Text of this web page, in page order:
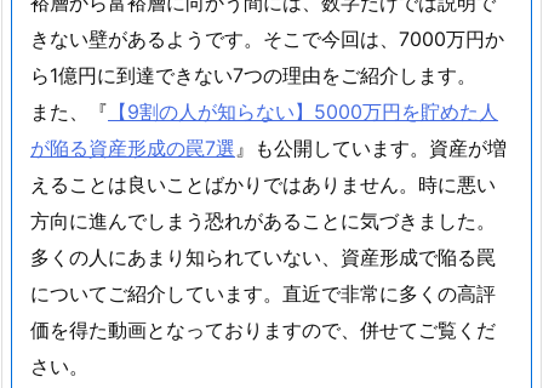
きない壁があるようです。そこで今回は、7000万円か
ら1億円に到達できない7つの理由をご紹介します。
また、『 【9割の人が知らない】5000万円を貯めた人
が陥る資産形成の罠7選 』も公開しています。資産が増
えることは良いことばかりではありません。時に悪い
方向に進んでしまう恐れがあることに気づきました。
多くの人にあまり知られていない、資産形成で陥る罠
についてご紹介しています。直近で非常に多くの高評
価を得た動画となっておりますので、併せてご覧くだ
さい。